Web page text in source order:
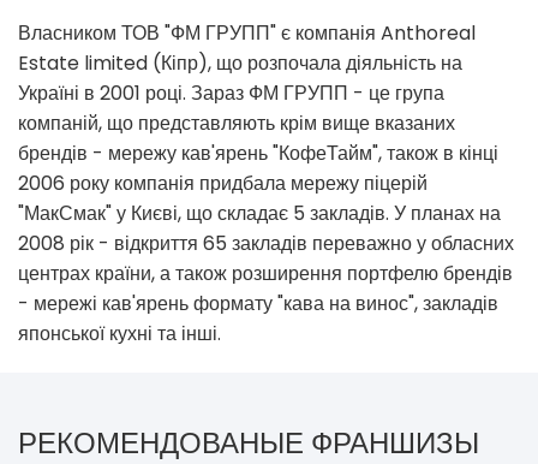
Власником ТОВ "ФМ ГРУПП" є компанія Anthoreal
Estate limited (Кіпр), що розпочала діяльність на
Україні в 2001 році. Зараз ФМ ГРУПП - це група
компаній, що представляють крім вище вказаних
брендів - мережу кав'ярень "КофеТайм", також в кінці
2006 року компанія придбала мережу піцерій
"МакСмак" у Києві, що складає 5 закладів. У планах на
2008 рік - відкриття 65 закладів переважно у обласних
центрах країни, а також розширення портфелю брендів
- мережі кав'ярень формату "кава на винос", закладів
японської кухні та інші.
РЕКОМЕНДОВАНЫЕ ФРАНШИЗЫ